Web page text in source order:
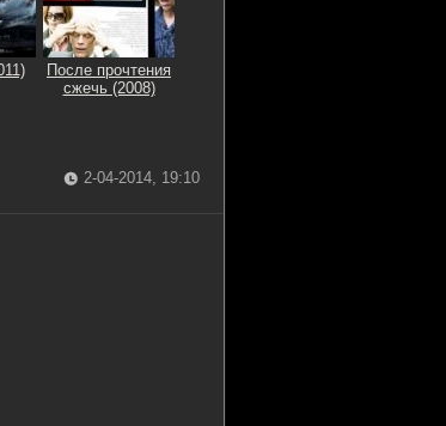
После прочтения
cжечь (2008)
2-04-2014, 19:10